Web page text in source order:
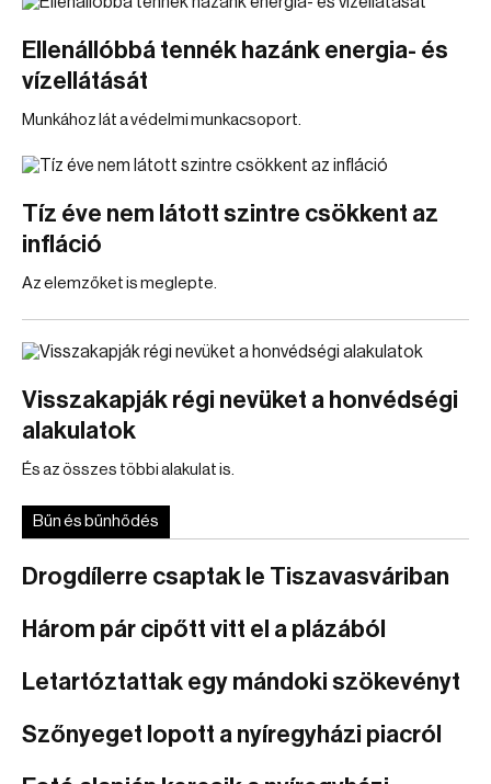
Ellenállóbbá tennék hazánk energia- és
vízellátását
Munkához lát a védelmi munkacsoport.
Tíz éve nem látott szintre csökkent az
infláció
Az elemzőket is meglepte.
Visszakapják régi nevüket a honvédségi
alakulatok
És az összes többi alakulat is.
Bűn és bűnhődés
Drogdílerre csaptak le Tiszavasváriban
Három pár cipőtt vitt el a plázából
Letartóztattak egy mándoki szökevényt
Szőnyeget lopott a nyíregyházi piacról